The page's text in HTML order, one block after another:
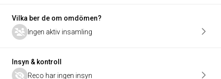
Vilka ber de om omdömen?
Ingen aktiv insamling
Insyn & kontroll
Reco har ingen insyn